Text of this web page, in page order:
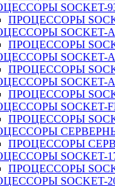
SOCKET-
ПРОЦЕССОРЫ
SOCKET-
ПРОЦЕССОРЫ
SOCKET-
ПРОЦЕССОРЫ
SOCKET-
ПРОЦЕССОРЫ
SOCKET-
ПРОЦЕССОРЫ
ПРОЦЕССОРЫ
SOCKET-
ПРОЦЕССОРЫ
SOCKET-